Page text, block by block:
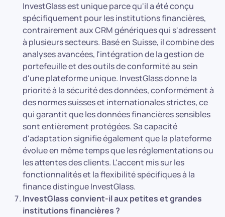
InvestGlass est unique parce qu'il a été conçu
spécifiquement pour les institutions financières,
contrairement aux CRM génériques qui s'adressent
à plusieurs secteurs. Basé en Suisse, il combine des
analyses avancées, l'intégration de la gestion de
portefeuille et des outils de conformité au sein
d'une plateforme unique. InvestGlass donne la
priorité à la sécurité des données, conformément à
des normes suisses et internationales strictes, ce
qui garantit que les données financières sensibles
sont entièrement protégées. Sa capacité
d'adaptation signifie également que la plateforme
évolue en même temps que les réglementations ou
les attentes des clients. L'accent mis sur les
fonctionnalités et la flexibilité spécifiques à la
finance distingue InvestGlass.
InvestGlass convient-il aux petites et grandes
institutions financières ?